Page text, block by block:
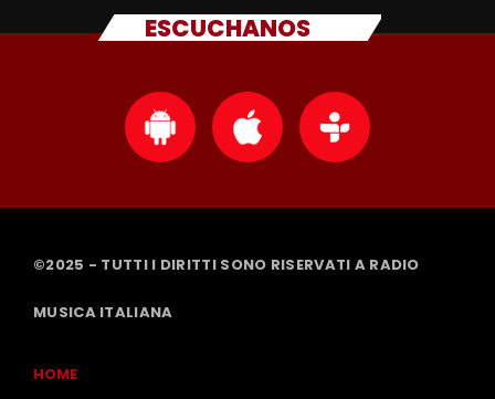
ESCUCHANOS
©2025 - TUTTI I DIRITTI SONO RISERVATI A RADIO
MUSICA ITALIANA
HOME